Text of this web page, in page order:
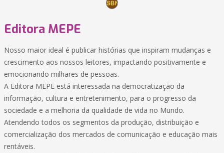
Editora MEPE
Nosso maior ideal é publicar histórias que inspiram mudanças e
crescimento aos nossos leitores, impactando positivamente e
emocionando milhares de pessoas.
A Editora MEPE está interessada na democratização da
informação, cultura e entretenimento, para o progresso da
sociedade e a melhoria da qualidade de vida no Mundo.
Atendendo todos os segmentos da produção, distribuição e
comercialização dos mercados de comunicação e educação mais
rentáveis.